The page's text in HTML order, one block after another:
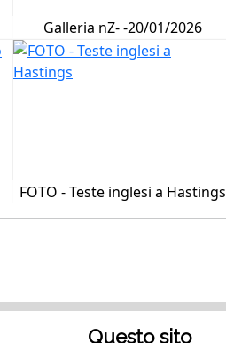
Galleria nZ- -20/01/2026
FOTO - Teste inglesi a Hastings
Questo sito